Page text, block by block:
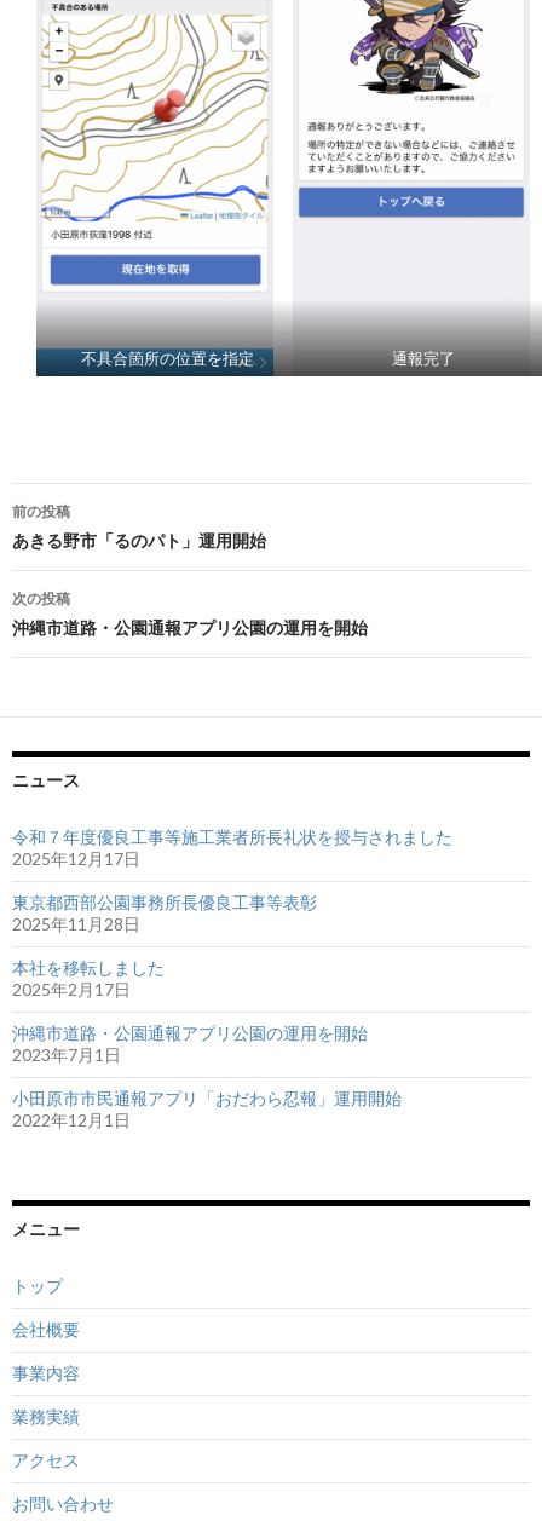
不具合箇所の位置を指定 通報完了
投
稿
ナ
ゲ
ー
シ
ョ
ン
前の投稿
あきる野市「るのパト」運用開始
次の投稿
沖縄市道路・公園通報アプリ公園の運用を開始
ニュース
令和７年度優良工事等施工業者所長礼状を授与されました
2025年12月17日
東京都西部公園事務所長優良工事等表彰
2025年11月28日
本社を移転しました
2025年2月17日
沖縄市道路・公園通報アプリ公園の運用を開始
2023年7月1日
小田原市市民通報アプリ「おだわら忍報」運用開始
2022年12月1日
メニュー
トップ
会社概要
事業内容
業務実績
アクセス
お問い合わせ